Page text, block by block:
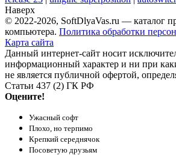
Наверх
© 2022-2026, SoftDlyaVas.ru — каталог
компьютера. Политика обработки
Карта сайта
Данный интернет-сайт носит
информационный характер и ни при
не является публичной офертой,
Статьи 437 (2) ГК РФ
Оцените!
Ужасный софт
Плохо, но терпимо
Крепкий середнячок
Посоветую друзьям